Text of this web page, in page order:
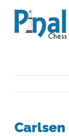
contenido
Carlsen